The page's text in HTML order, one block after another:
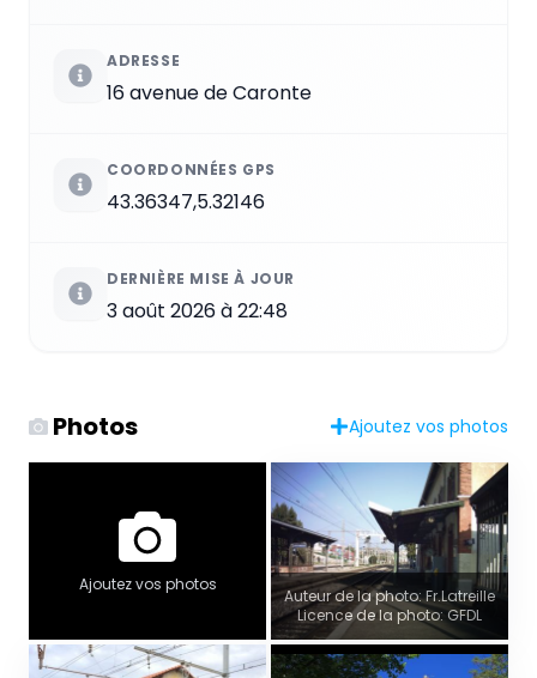
ADRESSE
16 avenue de Caronte
COORDONNÉES GPS
43.36347,5.32146
DERNIÈRE MISE À JOUR
3 août 2026 à 22:48
Photos Ajoutez vos photos
Ajoutez vos photos
Auteur de la photo: Fr.Latreille
Licence de la photo: GFDL